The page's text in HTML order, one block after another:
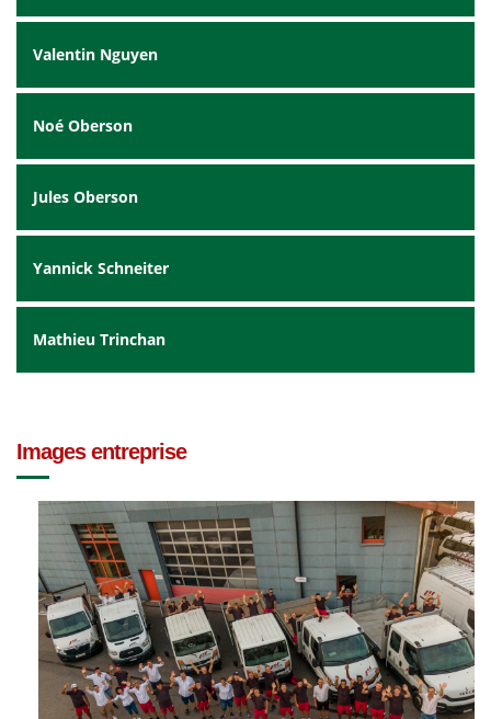
Valentin Nguyen
Noé Oberson
Jules Oberson
Yannick Schneiter
Mathieu Trinchan
Images entreprise